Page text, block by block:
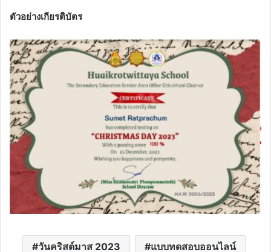
ตัวอย่างเกียรติบัตร
วันคริสต์มาส 2023 แบบทดสอบออนไลน์